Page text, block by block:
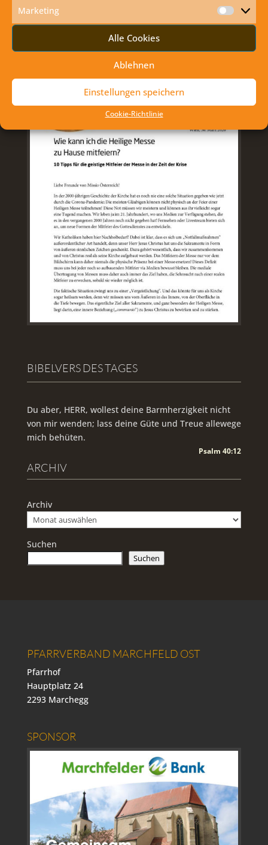
Marketing
Alle Cookies
Ablehnen
Einstellungen speichern
Cookie-Richtlinie
BIBELVERS DES TAGES
Du aber, HERR, wollest deine Barmherzigkeit nicht
von mir wenden; lass deine Güte und Treue allewege
mich behüten.
Psalm 40:12
ARCHIV
Archiv
Suchen
Suchen
PFARRVERBAND MARCHFELD OST
Pfarrhof
Hauptplatz 24
2293 Marchegg
SPONSOR